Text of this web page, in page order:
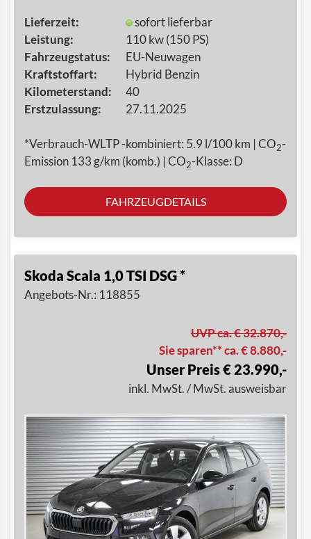
Lieferzeit:
Leistung:
Fahrzeugstatus:
Kraftstoffart:
Kilometerstand:
Erstzulassung:
sofort lieferbar
110 kw (150 PS)
EU-Neuwagen
Hybrid Benzin
40
27.11.2025
*Verbrauch-WLTP -kombiniert: 5.9 l/100 km | CO2-
Emission 133 g/km (komb.) | CO2-Klasse: D
FAHRZEUGDETAILS
Skoda Scala 1,0 TSI DSG *
Angebots-Nr.: 118855
UVP ca. € 32.870,-
Sie sparen** ca. € 8.880,-
Unser Preis € 23.990,-
inkl. MwSt. / MwSt. ausweisbar